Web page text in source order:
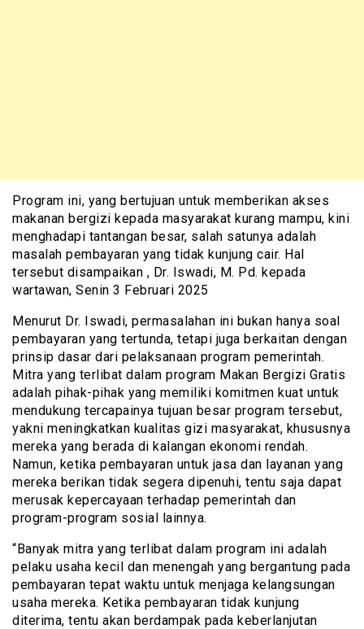
Program ini, yang bertujuan untuk memberikan akses
makanan bergizi kepada masyarakat kurang mampu, kini
menghadapi tantangan besar, salah satunya adalah
masalah pembayaran yang tidak kunjung cair. Hal
tersebut disampaikan , Dr. Iswadi, M. Pd. kepada
wartawan, Senin 3 Februari 2025
Menurut Dr. Iswadi, permasalahan ini bukan hanya soal
pembayaran yang tertunda, tetapi juga berkaitan dengan
prinsip dasar dari pelaksanaan program pemerintah.
Mitra yang terlibat dalam program Makan Bergizi Gratis
adalah pihak-pihak yang memiliki komitmen kuat untuk
mendukung tercapainya tujuan besar program tersebut,
yakni meningkatkan kualitas gizi masyarakat, khususnya
mereka yang berada di kalangan ekonomi rendah.
Namun, ketika pembayaran untuk jasa dan layanan yang
mereka berikan tidak segera dipenuhi, tentu saja dapat
merusak kepercayaan terhadap pemerintah dan
program-program sosial lainnya.
“Banyak mitra yang terlibat dalam program ini adalah
pelaku usaha kecil dan menengah yang bergantung pada
pembayaran tepat waktu untuk menjaga kelangsungan
usaha mereka. Ketika pembayaran tidak kunjung
diterima, tentu akan berdampak pada keberlanjutan